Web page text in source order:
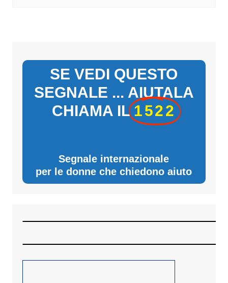
SE VEDI QUESTO
SEGNALE ... AIUTALA
CHIAMA IL1522
Segnale internazionale
per le donne che chiedono aiuto